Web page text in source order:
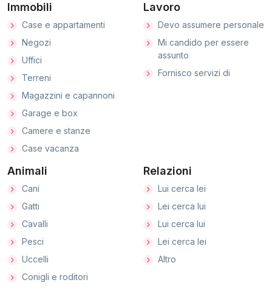
Immobili
Case e appartamenti
Negozi
Uffici
Terreni
Magazzini e capannoni
Garage e box
Camere e stanze
Case vacanza
Lavoro
Devo assumere personale
Mi candido per essere
assunto
Fornisco servizi di
Animali
Cani
Gatti
Cavalli
Pesci
Uccelli
Conigli e roditori
Relazioni
Lui cerca lei
Lei cerca lui
Lui cerca lui
Lei cerca lei
Altro